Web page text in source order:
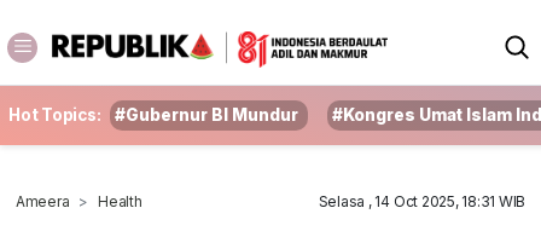
Hot Topics: #Gubernur BI Mundur #Kongres Umat Islam
Ameera Health Selasa , 14 Oct 2025, 18:31 WIB